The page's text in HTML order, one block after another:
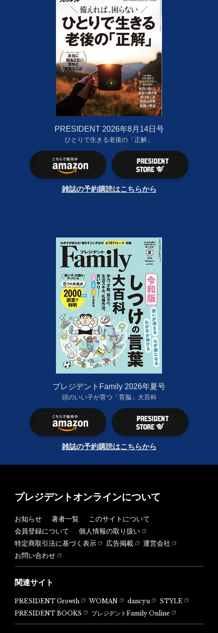
PRESIDENT 2026年8月14日号
ひとりで生きる老後の「正解」
雑誌の予約購読はこちらから
プレジデントFamily 2026年夏号
頭のいい子が育つ「育脳」大百科
雑誌の予約購読はこちらから
プレジデントオンラインについて
お知らせ 著者一覧
このサイトについて
会員登録について
個人情報の取り扱い
特定商取引法に基づく表示
広告掲載
運営会社
お問い合わせ
関連サイト
PRESIDENT Growth WOMAN dancyu
STYLE
PRESIDENT BOOKS
プレジデントFamily Online